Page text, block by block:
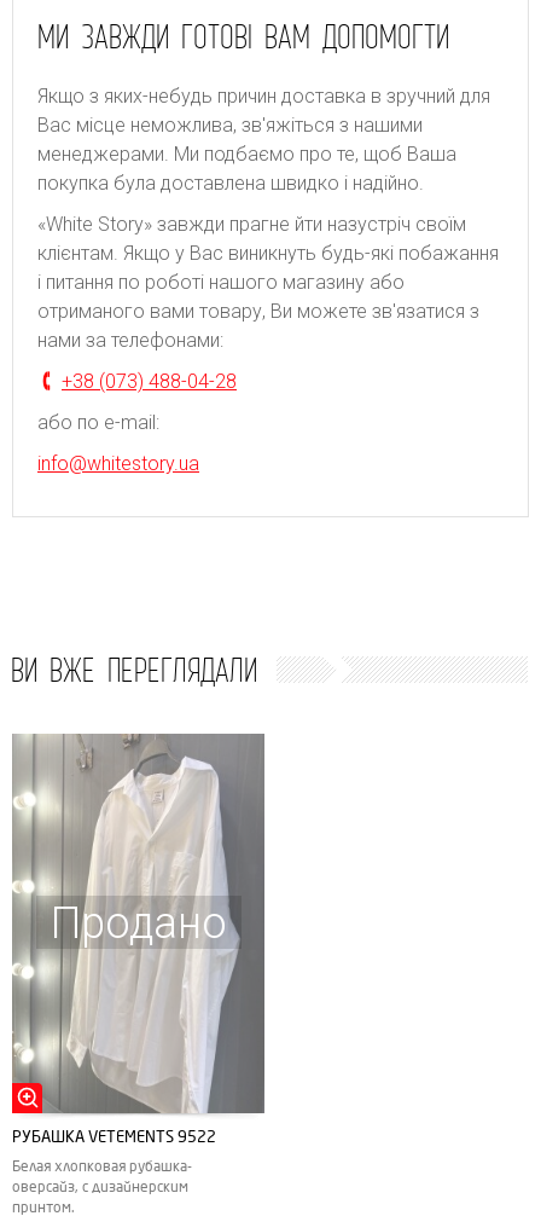
МИ ЗАВЖДИ ГОТОВІ ВАМ ДОПОМОГТИ
Якщо з яких-небудь причин доставка в зручний для
Вас місце неможлива, зв'яжіться з нашими
менеджерами. Ми подбаємо про те, щоб Ваша
покупка була доставлена швидко і надійно.
«White Story» завжди прагне йти назустріч своїм
клієнтам. Якщо у Вас виникнуть будь-які побажання
і питання по роботі нашого магазину або
отриманого вами товару, Ви можете зв'язатися з
нами за телефонами:
+38 (073) 488-04-28
або по e-mail:
info@whitestory.ua
ВИ ВЖЕ ПЕРЕГЛЯДАЛИ
Продано
РУБАШКА VETEMENTS 9522
Белая хлопковая рубашка-
оверсайз, с дизайнерским
принтом.